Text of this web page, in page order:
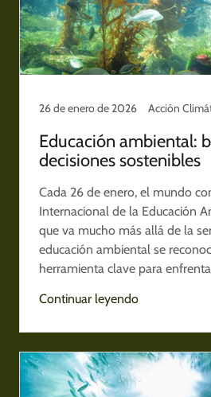
26 de enero de 2026
Educación ambiental:
decisiones sostenibles
Cada 26 de enero, el mundo
Internacional de la Educación
que va mucho más allá de la
educación ambiental se
herramienta clave para
Continuar leyendo